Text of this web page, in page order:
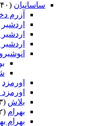
ساسانیان (۳۴۰)
آزرم
اردشیر
اردشیر
اورمزد
بلاش (۳)
بهرام (۲)
بهرام